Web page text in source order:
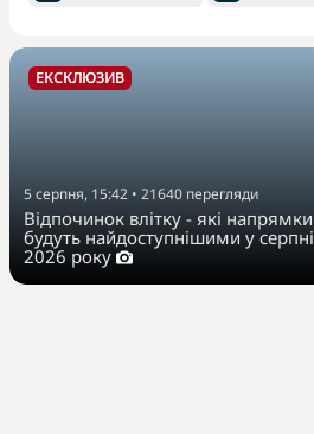
ЕКСКЛЮЗИВ
5 серпня, 15:42 • 21640 перегляди
Відпочинок влітку - які напрямки
будуть найдоступнішими у серпні
2026 року